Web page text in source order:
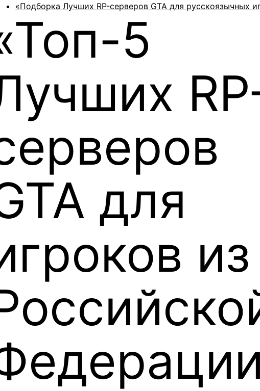
«Подборка Лучших RP-серверов GTA для русскоязычных
5
для
из